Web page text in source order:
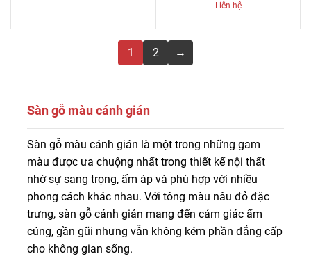
Liên hệ
1 2 →
Sàn gỗ màu cánh gián
Sàn gỗ màu cánh gián là sự kết hợp hoàn hảo giữa nét
đẹp truyền thống và sự sang trọng hiện đại, mang lại
cảm giác ấm cúng nhưng không kém phần đẳng cấp cho
không gian sống.
Sàn gỗ màu cánh gián là một trong những gam
màu được ưa chuộng nhất trong thiết kế nội thất
nhờ sự sang trọng, ấm áp và phù hợp với nhiều
phong cách khác nhau. Với tông màu nâu đỏ đặc
trưng, sàn gỗ cánh gián mang đến cảm giác ấm
cúng, gần gũi nhưng vẫn không kém phần đẳng cấp
cho không gian sống.